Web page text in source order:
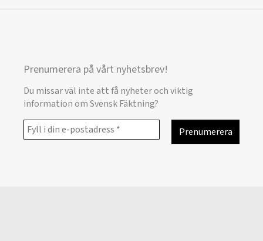
Prenumerera på vårt nyhetsbrev!
Du missar väl inte att få nyheter och viktig
information om Svensk Fäktning?